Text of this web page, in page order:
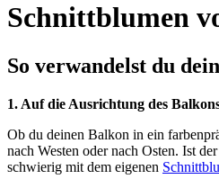
Schnittblumen
So verwandelst du
1. Auf die Ausrichtung des
Ob du deinen Balkon in ein
nach Westen oder nach Osten. Ist
schwierig mit dem eigenen